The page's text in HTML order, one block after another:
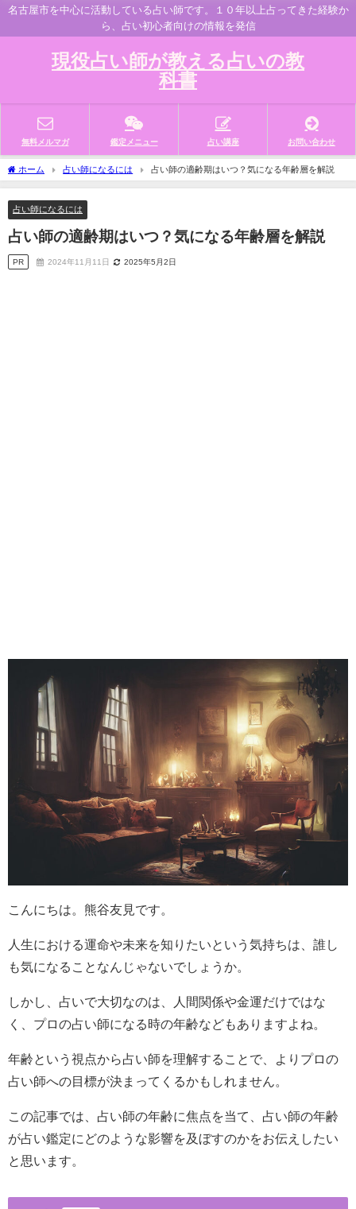
名古屋市を中心に活動している占い師です。１０年以上占ってきた経験か
ら、占い初心者向けの情報を発信
現役占い師が教える占いの教
科書
無料メルマガ 鑑定メニュー 占い講座 お問い合わせ
ホーム 占い師になるには 占い師の適齢期はいつ？気になる年齢層を解説
占い師になるには
占い師の適齢期はいつ？気になる年齢層を解説
PR 2024年11月11日 2025年5月2日
こんにちは。熊谷友見です。
人生における運命や未来を知りたいという気持ちは、誰し
も気になることなんじゃないでしょうか。
しかし、占いで大切なのは、人間関係や金運だけではな
く、プロの占い師になる時の年齢などもありますよね。
年齢という視点から占い師を理解することで、よりプロの
占い師への目標が決まってくるかもしれません。
この記事では、占い師の年齢に焦点を当て、占い師の年齢
が占い鑑定にどのような影響を及ぼすのかをお伝えしたい
と思います。